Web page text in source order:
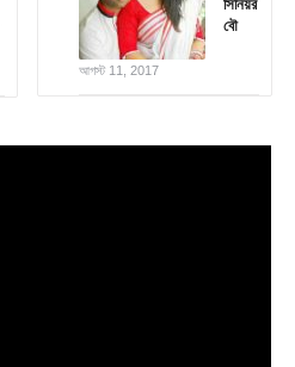
সিনিয়র
বৌ
আগস্ট 11, 2017